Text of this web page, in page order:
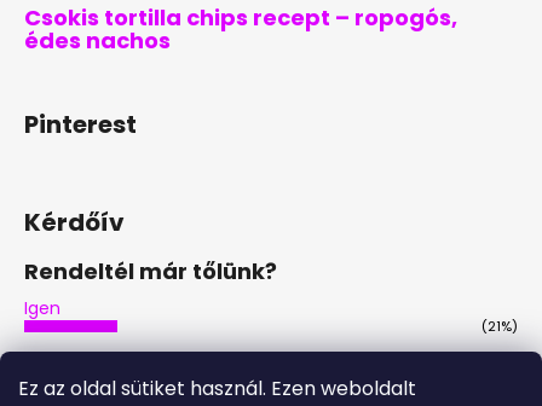
Ez az oldal sütiket használ. Ezen weboldalt
Csokis tortilla chips recept – ropogós,
édes nachos
Pinterest
Kérdőív
Rendeltél már tőlünk?
Igen
(21%)
Nem